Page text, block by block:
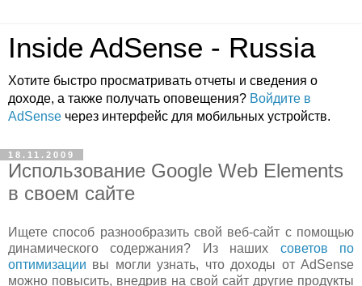
Inside AdSense - Russia
Хотите быстро просматривать отчеты и сведения о
доходе, а также получать оповещения? Войдите в
AdSense через интерфейс для мобильных устройств.
18.11.2009
Использование Google Web Elements
в своем сайте
Ищете способ разнообразить свой веб-сайт с помощью
динамического содержания? Из наших советов по
оптимизации вы могли узнать, что доходы от AdSense
можно повысить, внедрив на свой сайт другие продукты